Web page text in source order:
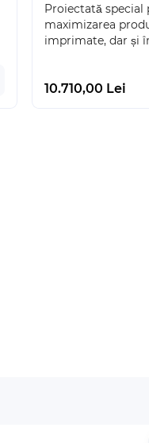
Proiectată
maximizarea
imprimate, dar și
10.710,00 Lei